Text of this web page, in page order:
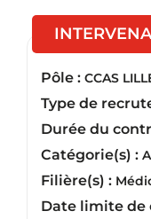
Pôle : CCAS
Type de
Durée du
Catégorie(s) : A
Filière(s) :
Date limite de